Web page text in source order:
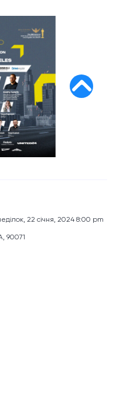
22 січня, 2024 8:00 pm
90071